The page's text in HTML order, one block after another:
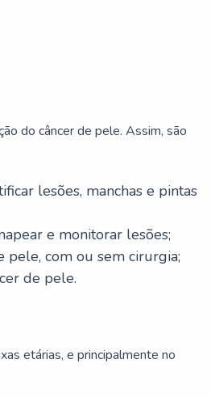
do câncer de pele. Assim, são
lesões, manchas e pintas
e monitorar lesões;
pele, com ou sem cirurgia;
de pele.
etárias, e principalmente no